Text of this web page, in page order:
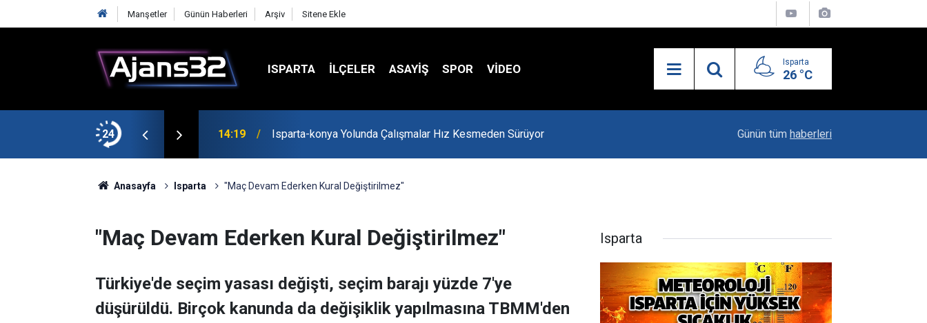
Manşetler Günün Haberleri Arşiv Sitene Ekle
ISPARTA İLÇELER ASAYİŞ SPOR VIDEO Isparta
26 °C
24 14:19 Isparta-konya Yolunda Çalışmalar Hız Kesmeden Sürüyor Isparta'nın Yatırım Dosyası Devletin Zirvesinde
Günün tüm haberleri
Anasayfa Isparta "Maç Devam Ederken Kural Değiştirilmez"
"Maç Devam Ederken Kural Değiştirilmez"
Türkiye'de seçim yasası değişti, seçim barajı yüzde 7'ye
düşürüldü. Birçok kanunda da değişiklik yapılmasına TBMM'den
Isparta